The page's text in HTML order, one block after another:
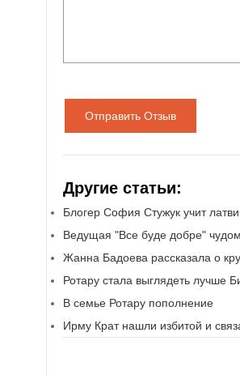
Отправить Отзыв
Другие статьи:
Блогер София Стужук учит
Ведущая "Все буде добре"
Жанна Бадоева рассказала о
Ротару стала выглядеть лучше
В семье Ротару пополнение
Ирму Крат нашли избитой и